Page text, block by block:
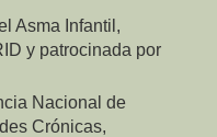
Asma Infantil,
y patrocinada por
Nacional de
Crónicas,